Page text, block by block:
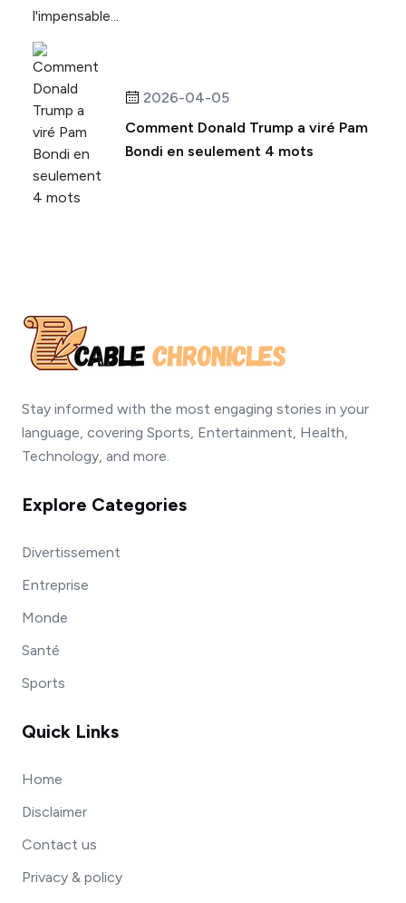
2026-04-05
Comment Donald Trump a viré Pam
Bondi en seulement 4 mots
Stay informed with the most engaging stories in your
language, covering Sports, Entertainment, Health,
Technology, and more.
Explore Categories
Divertissement
Entreprise
Monde
Santé
Sports
Quick Links
Home
Disclaimer
Contact us
Privacy & policy